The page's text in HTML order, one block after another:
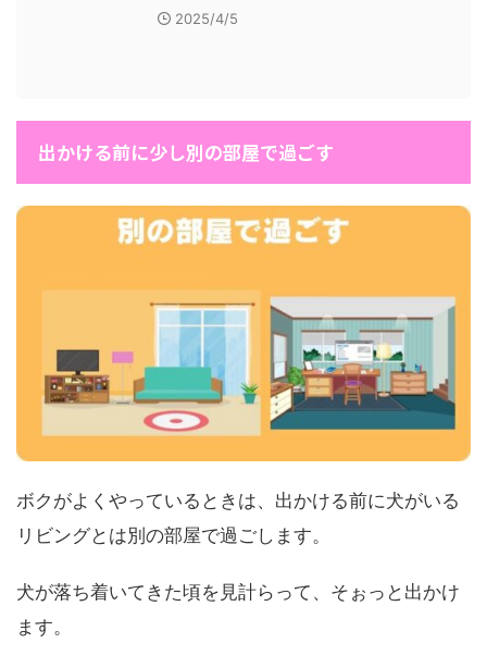
2025/4/5
出かける前に少し別の部屋で過ごす
ボクがよくやっているときは、出かける前に犬がいる
リビングとは別の部屋で過ごします。
犬が落ち着いてきた頃を見計らって、そぉっと出かけ
ます。